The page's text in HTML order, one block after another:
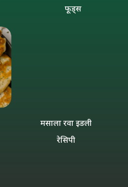
फूड्स
मसाला रवा इडली
रेसिपी